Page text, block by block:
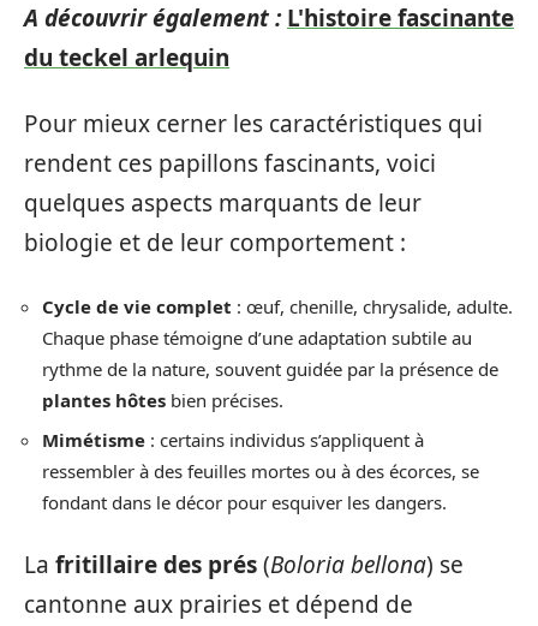
A découvrir également : L'histoire fascinante
du teckel arlequin
Pour mieux cerner les caractéristiques qui
rendent ces papillons fascinants, voici
quelques aspects marquants de leur
biologie et de leur comportement :
Cycle de vie complet : œuf, chenille, chrysalide, adulte.
Chaque phase témoigne d’une adaptation subtile au
rythme de la nature, souvent guidée par la présence de
plantes hôtes bien précises.
Mimétisme : certains individus s’appliquent à
ressembler à des feuilles mortes ou à des écorces, se
fondant dans le décor pour esquiver les dangers.
La fritillaire des prés(Boloria bellona) se
cantonne aux prairies et dépend de